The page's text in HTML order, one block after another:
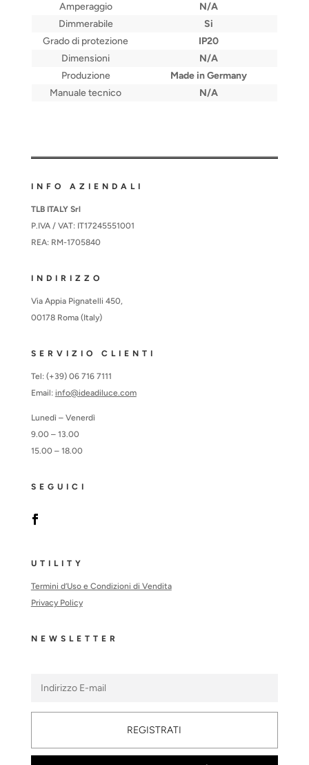
Amperaggio
N/A
Dimmerabile
Si
Grado di protezione
IP20
Dimensioni
N/A
Produzione
Made in Germany
Manuale tecnico
N/A
INFO AZIENDALI
TLB ITALY Srl
P.IVA / VAT: IT17245551001
REA: RM-1705840
INDIRIZZO
Via Appia Pignatelli 450,
00178 Roma (Italy)
SERVIZIO CLIENTI
Tel: (+39) 06 716 7111
Email: info@ideadiluce.com
Lunedì – Venerdì
9.00 – 13.00
15.00 – 18.00
SEGUICI
UTILITY
Termini d’Uso e Condizioni di Vendita
Privacy Policy
NEWSLETTER
REGISTRATI